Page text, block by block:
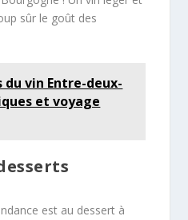
sûr le goût des
du vin Entre-deux-
et voyage
est au dessert à